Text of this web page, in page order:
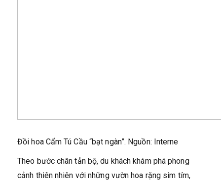
Đồi hoa Cẩm Tú Cầu “bạt ngàn”. Nguồn: Interne
Theo bước chân tản bộ, du khách khám phá phong
cảnh thiên nhiên với những vườn hoa rặng sim tím,